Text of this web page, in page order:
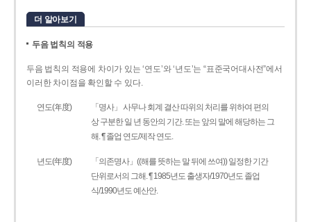
더 알아보기
두음 법칙의 적용
두음 법칙의 적용에 차이가 있는 ‘연도’와 ‘년도’는 “표준국어대사전”에서
이러한 차이점을 확인할 수 있다.
연도(年度)
「명사」 사무나 회계 결산 따위의 처리를 위하여 편의
상 구분한 일 년 동안의 기간. 또는 앞의 말에 해당하는 그
해. ¶ 졸업 연도/제작 연도.
년도(年度)
「의존명사」((해를 뜻하는 말 뒤에 쓰여)) 일정한 기간
단위로서의 그해. ¶ 1985년도 출생자/1970년도 졸업
식/1990년도 예산안.